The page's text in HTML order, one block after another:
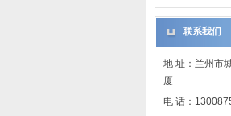
联系我们
地 址：兰州市
厦
电 话：